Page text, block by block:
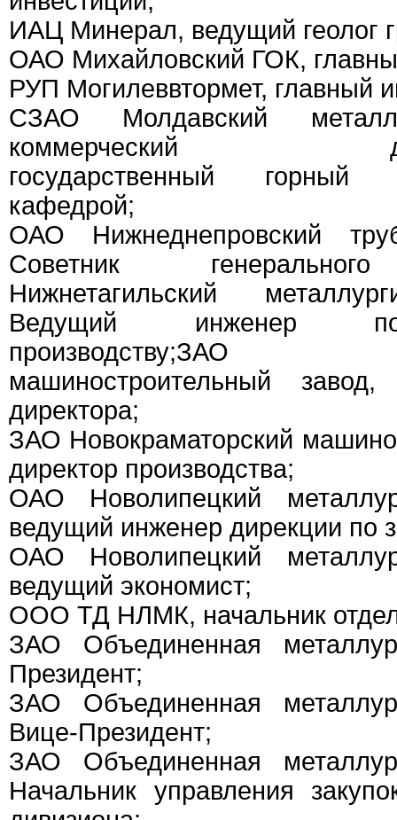
ИАЦ Минерал, ведущий геолог
ОАО Михайловский ГОК,
РУП Могилеввтормет, главный
СЗАО Молдавский
коммерческий
государственный горный
кафедрой;
ОАО Нижнеднепровский
Советник
Нижнетагильский
Ведущий инженер по
производству;ЗАО
машиностроительный
директора;
ЗАО Новокраматорский
директор производства;
ОАО Новолипецкий
ведущий инженер дирекции по
ОАО Новолипецкий
ведущий экономист;
ООО ТД НЛМК, начальник
ЗАО Объединенная
Президент;
ЗАО Объединенная
Вице-Президент;
ЗАО Объединенная
Начальник управления